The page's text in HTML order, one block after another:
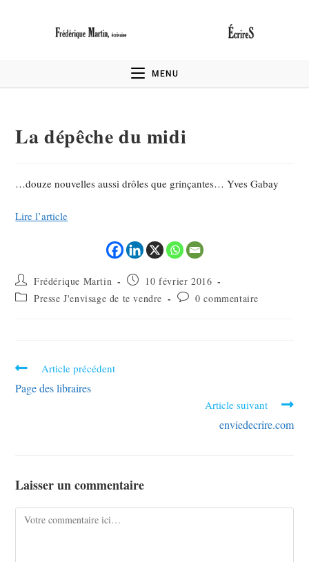
MENU
La dépêche du midi
…douze nouvelles aussi drôles que grinçantes… Yves Gabay
Lire l’article
Frédérique Martin
10 février 2016
Presse J'envisage de te vendre
0 commentaire
Article précédent
Page des libraires
Article suivant
enviedecrire.com
Laisser un commentaire